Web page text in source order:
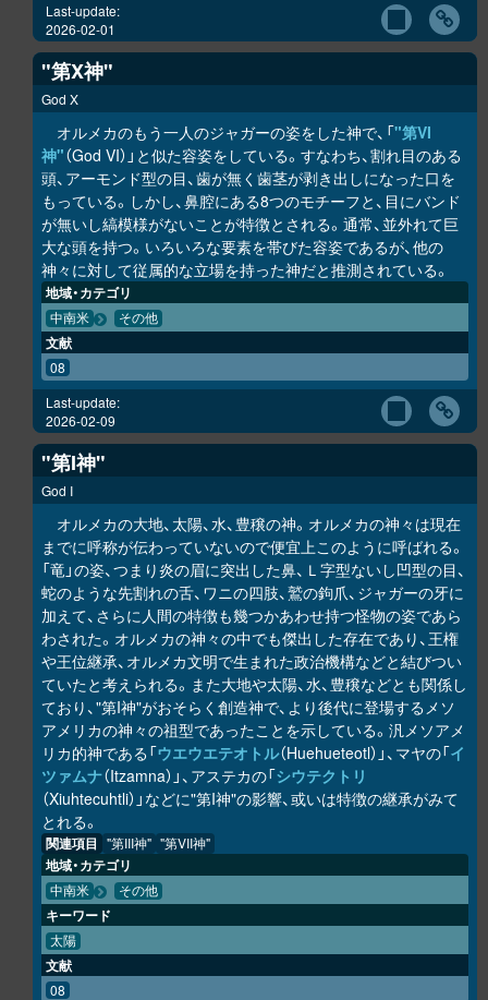
Last-update:
2026-02-01
"第X神"
God X
オルメカのもう一人のジャガーの姿をした神で、「"第VI
神"（God VI）」と似た容姿をしている。すなわち、割れ目のある
頭、アーモンド型の目、歯が無く歯茎が剥き出しになった口を
もっている。しかし、鼻腔にある8つのモチーフと、目にバンド
が無いし縞模様がないことが特徴とされる。通常、並外れて巨
大な頭を持つ。いろいろな要素を帯びた容姿であるが、他の
神々に対して従属的な立場を持った神だと推測されている。
地域・カテゴリ
中南米 その他
文献
08
Last-update:
2026-02-09
"第I神"
God I
オルメカの大地、太陽、水、豊穣の神。オルメカの神々は現在
までに呼称が伝わっていないので便宜上このように呼ばれる。
「竜」の姿、つまり炎の眉に突出した鼻、Ｌ字型ないし凹型の目、
蛇のような先割れの舌、ワニの四肢、鷲の鉤爪、ジャガーの牙に
加えて、さらに人間の特徴も幾つかあわせ持つ怪物の姿であら
わされた。オルメカの神々の中でも傑出した存在であり、王権
や王位継承、オルメカ文明で生まれた政治機構などと結びつい
ていたと考えられる。また大地や太陽、水、豊穣などとも関係し
ており、"第I神"がおそらく創造神で、より後代に登場するメソ
アメリカの神々の祖型であったことを示している。汎メソアメ
リカ的神である「ウエウエテオトル（Huehueteotl）」、マヤの「イ
ツァムナ（Itzamna）」、アステカの「シウテクトリ
（Xiuhtecuhtli）」などに"第I神"の影響、或いは特徴の継承がみて
とれる。
関連項目 "第III神" "第VII神"
地域・カテゴリ
中南米 その他
キーワード
太陽
文献
08